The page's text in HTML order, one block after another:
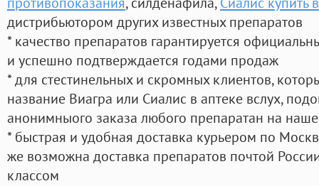
дистрибьютором других известных препаратов
* качество препаратов гарантируется
и успешно подтверждается годами продаж
* для стестинельных и скромных клиентов,
название Виагра или Сиалис в аптеке вслух,
анонимныого заказа любого препаратан на
* быстрая и удобная доставка курьером по
же возможна доставка препаратов почтой
классом